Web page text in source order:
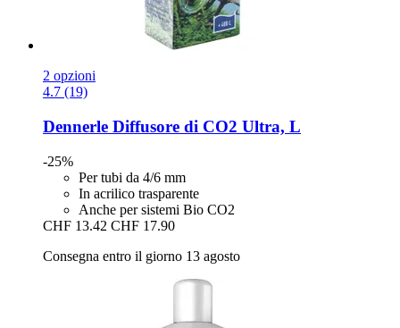
2 opzioni
4.7 (19)
Dennerle Diffusore di CO2 Ultra, L
-25%
Per tubi da 4/6 mm
In acrilico trasparente
Anche per sistemi Bio CO2
CHF 13.42 CHF 17.90
Consegna entro il giorno 13 agosto